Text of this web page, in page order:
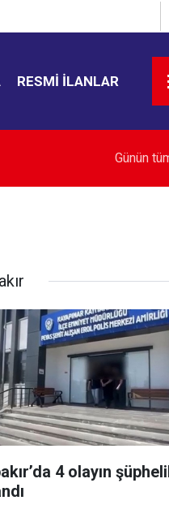
RESMI İLANLAR
Diyarbakır’da 4
Günün
4 olayın